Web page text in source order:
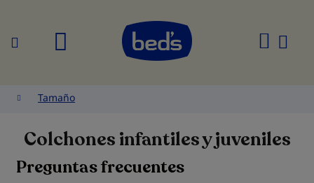
Buscar
Tamaño
Colchones infantiles y juveniles
Preguntas frecuentes